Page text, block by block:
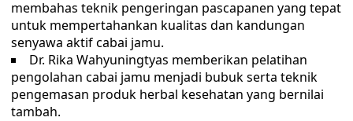
membahas teknik pengeringan pascapanen yang tepat
untuk mempertahankan kualitas dan kandungan
senyawa aktif cabai jamu.
Dr. Rika Wahyuningtyas memberikan pelatihan
pengolahan cabai jamu menjadi bubuk serta teknik
pengemasan produk herbal kesehatan yang bernilai
tambah.